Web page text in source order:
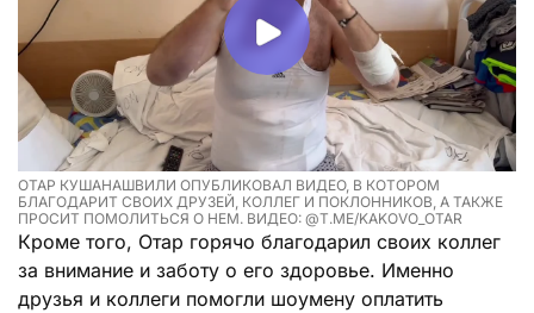
ОТАР КУШАНАШВИЛИ ОПУБЛИКОВАЛ ВИДЕО, В КОТОРОМ
БЛАГОДАРИТ СВОИХ ДРУЗЕЙ, КОЛЛЕГ И ПОКЛОННИКОВ, А ТАКЖЕ
ПРОСИТ ПОМОЛИТЬСЯ О НЕМ. ВИДЕО: @T.ME/KAKOVO_OTAR
Кроме того, Отар горячо благодарил своих коллег
за внимание и заботу о его здоровье. Именно
друзья и коллеги помогли шоумену оплатить